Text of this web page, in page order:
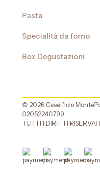
Pasta
Specialità da forno
Box Degustazioni
© 2026 Caseificio
02052240799
TUTTI I DIRITTI